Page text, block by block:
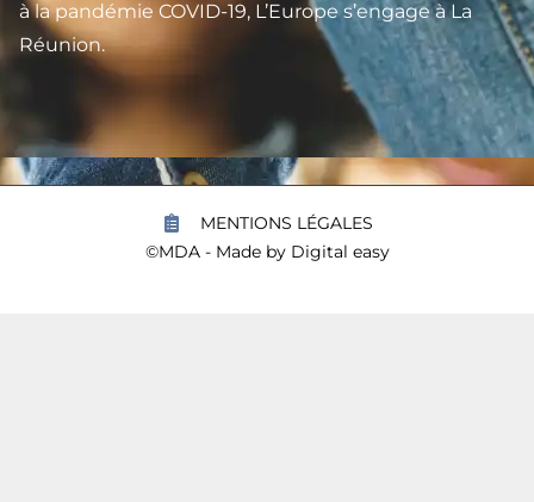
à la pandémie COVID-19, L’Europe s’engage à La
Réunion.
©MDA - Made by Digital easy
MENTIONS LÉGALES